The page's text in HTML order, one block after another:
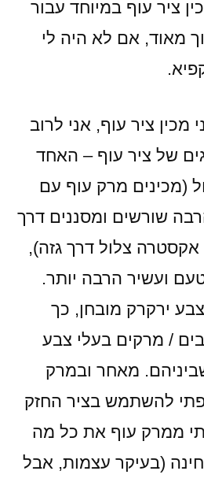
ציר עוף במיוחד עבור
מאוד, אם לא היה לי
מכין ציר עוף, אני לרוב
של ציר עוף – האחד
(מכינים מרק עוף עם
שורשים ומסננים דרך
צלול דרך גזה),
ועשיר הרבה יותר.
ירקרק מובחן, כך
/ מרקים בעלי צבע
מאחר ובמרק
להשתמש בציר החזק
ממרק עוף את כל מה
(בעיקר עצמות, אבל